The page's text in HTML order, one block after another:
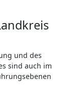
und des
sind auch im